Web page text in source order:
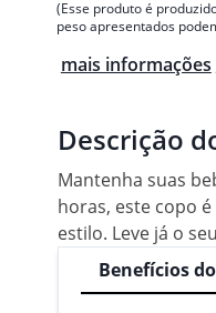
(Esse produto é
peso apresentados
mais informações
Descrição
Mantenha suas
horas, este copo
estilo. Leve já o
Benefícios